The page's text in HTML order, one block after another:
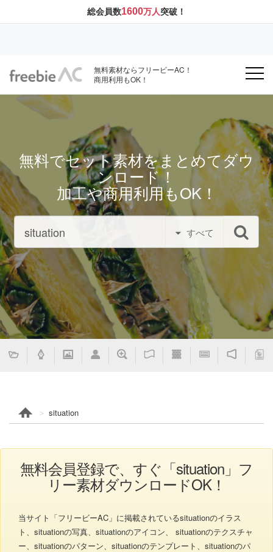
総会員数1600万人突破！
無料素材ならフリービーAC！
商用利用もOK！
無料でセット素材をまとめてダウ
ンロード！
加工や商用利用もOK！
すべて
situation
無料会員登録で、すぐ「situation」フ
リー素材ダウンロードOK！
当サイト「フリービーAC」に掲載されているsituationのイラス
ト、situationの写真、situationのアイコン、 situationのテクスチャ
ー、situationのパターン、situationのテンプレート、situationのパ